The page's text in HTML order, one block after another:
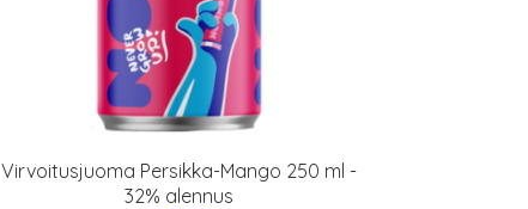
Virvoitusjuoma Persikka-Mango 250 ml -
32% alennus